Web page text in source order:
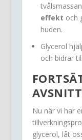
effekt och
huden.
Glycerol
och bidrar
AVSNITT
Nu när vi har
glycerol, låt